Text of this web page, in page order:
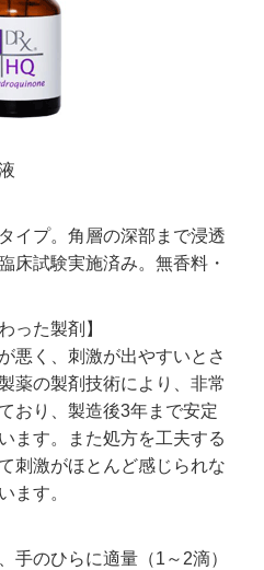
イプ。角層の深部まで浸透
床試験実施済み。無香料・
った製剤】
悪く、刺激が出やすいとさ
薬の製剤技術により、非常
おり、製造後3年まで安定
ます。また処方を工夫する
刺激がほとんど感じられな
ます。
手のひらに適量（1～2滴）